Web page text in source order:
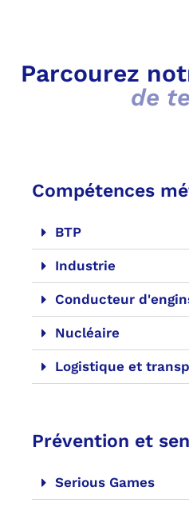
Parcourez
de
Compétences
BTP
Industrie
Conducteur
Nucléaire
Logistique et
Prévention et
Serious Games